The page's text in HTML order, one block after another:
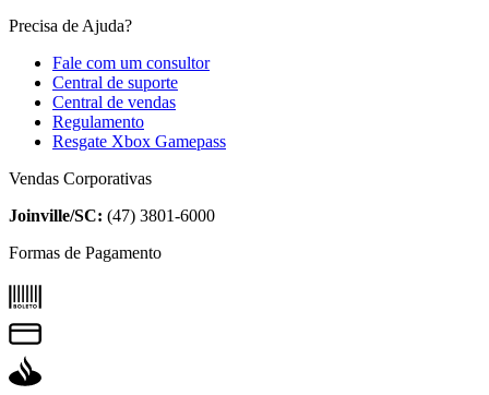
Precisa de Ajuda?
Fale com um consultor
Central de suporte
Central de vendas
Regulamento
Resgate Xbox Gamepass
Vendas Corporativas
Joinville/SC: (47) 3801-6000
Formas de Pagamento